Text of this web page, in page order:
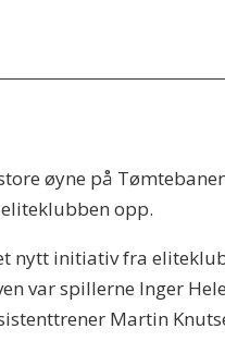
øyne på
opp.
nytt initiativ fra
var spillerne Inger
Martin